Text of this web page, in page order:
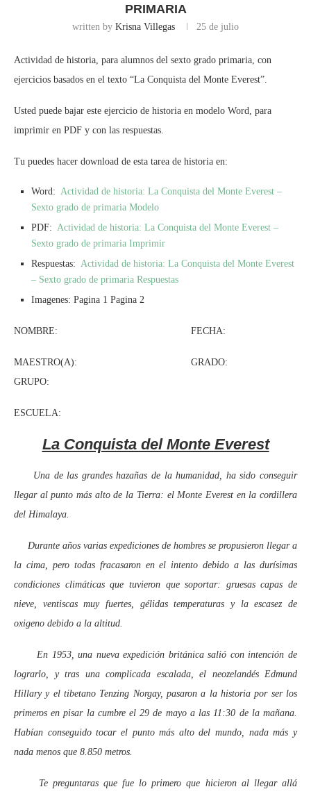
PRIMARIA
written by Krisna Villegas 25 de julio
Actividad de historia, para alumnos del sexto grado primaria, con
ejercicios basados en el texto “La Conquista del Monte Everest”.
Usted puede bajar este ejercicio de historia en modelo Word, para
imprimir en PDF y con las respuestas.
Tu puedes hacer download de esta tarea de historia en:
Word: Actividad de historia: La Conquista del Monte Everest –
Sexto grado de primaria Modelo
PDF: Actividad de historia: La Conquista del Monte Everest –
Sexto grado de primaria Imprimir
Respuestas: Actividad de historia: La Conquista del Monte Everest
– Sexto grado de primaria Respuestas
Imagenes: Pagina 1 Pagina 2
NOMBRE: FECHA:
MAESTRO(A): GRADO:
GRUPO:
ESCUELA:
La Conquista del Monte Everest
Una de las grandes hazañas de la humanidad, ha sido conseguir
llegar al punto más alto de la Tierra: el Monte Everest en la cordillera
del Himalaya.
Durante años varias expediciones de hombres se propusieron llegar a
la cima, pero todas fracasaron en el intento debido a las durísimas
condiciones climáticas que tuvieron que soportar: gruesas capas de
nieve, ventiscas muy fuertes, gélidas temperaturas y la escasez de
oxigeno debido a la altitud.
En 1953, una nueva expedición británica salió con intención de
lograrlo, y tras una complicada escalada, el neozelandés Edmund
Hillary y el tibetano Tenzing Norgay, pasaron a la historia por ser los
primeros en pisar la cumbre el 29 de mayo a las 11:30 de la mañana.
Habían conseguido tocar el punto más alto del mundo, nada más y
nada menos que 8.850 metros.
Te preguntaras que fue lo primero que hicieron al llegar allá